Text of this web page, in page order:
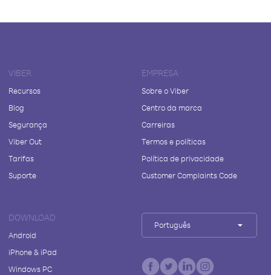
VIBER
Recursos
Blog
Segurança
Viber Out
Tarifas
Suporte
EMPRESA
Sobre o Viber
Centro da marca
Carreiras
Termos e políticas
Política de privacidade
Customer Complaints Code
DOWNLOAD
Android
iPhone & iPad
Windows PC
Português